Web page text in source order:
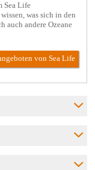
Sea Life
was sich in den
auch andere Ozeane
von Sea Life